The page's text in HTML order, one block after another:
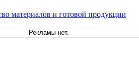
материалов и готовой продукции
Рекламы нет.